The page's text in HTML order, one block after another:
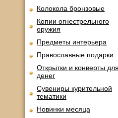
Колокола бронзовые
Копии огнестрельного
оружия
Предметы интерьера
Православные подарки
Открытки и конверты для
денег
Сувениры курительной
тематики
Новинки месяца